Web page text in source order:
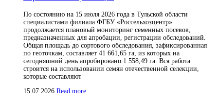
По состоянию на 15 июля 2026 года в Тульской области
специалистами филиала ФГБУ «Россельхозцентр»
продолжается плановый мониторинг семенных посевов,
предназначенных для апробации, регистрации обследований.
Общая площадь до сортового обследования, зафиксированная
по геоточкам, составляет 41 661,65 га, из которых на
сегодняшний день апробировано 1 558,49 га. Вся работа
строится на использовании семян отечественной селекции,
которые составляют
15.07.2026 Read more